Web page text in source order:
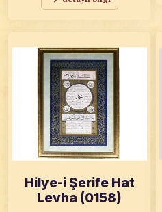
eserdir. Dengeli
plana çıkan eser, huzur ve
maneviyatı yaşam
alanlarınıza taşır. KOD:
0140 SANATKÂR: Ahmet
Zeki YAVAŞ ÖLÇÜLER:
46x76 ESER
ÖZELLİKLERİ: Pamuk
Tual Baskı
Hilye-i Şerife Hat
Levha (0158)